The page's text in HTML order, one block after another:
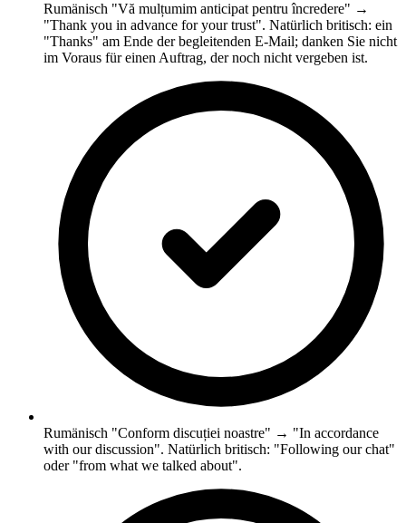
Rumänisch "Vă mulțumim anticipat pentru încredere" →
"Thank you in advance for your trust". Natürlich britisch: ein
"Thanks" am Ende der begleitenden E-Mail; danken Sie nicht
im Voraus für einen Auftrag, der noch nicht vergeben ist.
Rumänisch "Conform discuției noastre" → "In accordance
with our discussion". Natürlich britisch: "Following our chat"
oder "from what we talked about".